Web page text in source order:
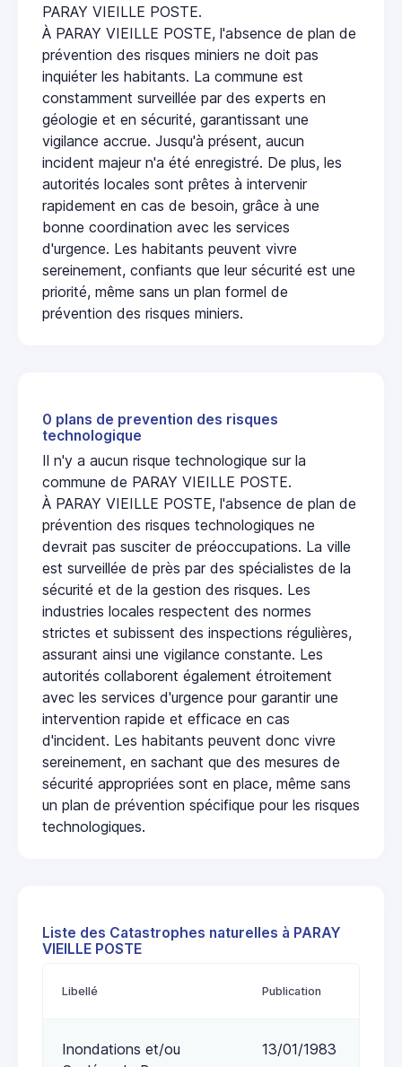
PARAY VIEILLE POSTE.
À PARAY VIEILLE POSTE, l'absence de plan de
prévention des risques miniers ne doit pas
inquiéter les habitants. La commune est
constamment surveillée par des experts en
géologie et en sécurité, garantissant une
vigilance accrue. Jusqu'à présent, aucun
incident majeur n'a été enregistré. De plus, les
autorités locales sont prêtes à intervenir
rapidement en cas de besoin, grâce à une
bonne coordination avec les services
d'urgence. Les habitants peuvent vivre
sereinement, confiants que leur sécurité est une
priorité, même sans un plan formel de
prévention des risques miniers.
0 plans de prevention des risques
technologique
Il n'y a aucun risque technologique sur la
commune de PARAY VIEILLE POSTE.
À PARAY VIEILLE POSTE, l'absence de plan de
prévention des risques technologiques ne
devrait pas susciter de préoccupations. La ville
est surveillée de près par des spécialistes de la
sécurité et de la gestion des risques. Les
industries locales respectent des normes
strictes et subissent des inspections régulières,
assurant ainsi une vigilance constante. Les
autorités collaborent également étroitement
avec les services d'urgence pour garantir une
intervention rapide et efficace en cas
d'incident. Les habitants peuvent donc vivre
sereinement, en sachant que des mesures de
sécurité appropriées sont en place, même sans
un plan de prévention spécifique pour les risques
technologiques.
Liste des Catastrophes naturelles à PARAY
VIEILLE POSTE
Libellé Publication
Inondations et/ou
13/01/1983